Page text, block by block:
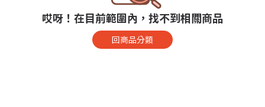
哎呀！在目前範圍內，找不到相關商品
回商品分類